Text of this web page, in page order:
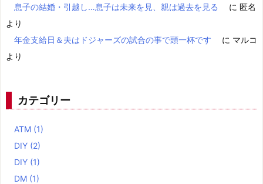
息子の結婚・引越し…息子は未来を見、親は過去を見る
に 匿名
より
年金支給日＆夫はドジャーズの試合の事で頭一杯です
に マルコ
より
カテゴリー
ATM (1)
DIY (2)
DIY (1)
DM (1)